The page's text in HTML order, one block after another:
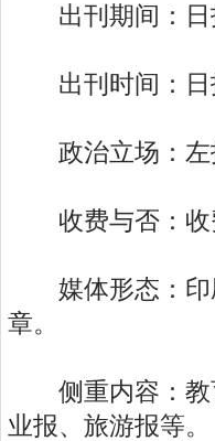
出刊期间：日
出刊时间：日
政治立场：左
收费与否：收
媒体形态：印
章。
侧重内容：教
业报、旅游报等。